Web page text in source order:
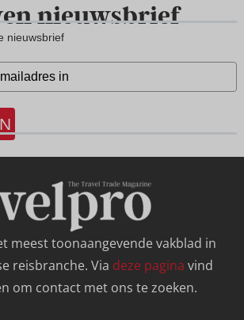
nieuwsbrief
nieuwsbrief
meest toonaangevende vakblad in
reisbranche. Via deze pagina vind
om contact met ons te zoeken.